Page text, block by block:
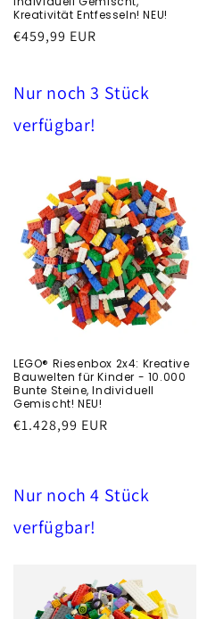
Kreativität Entfesseln! NEU!
Běžná
€459,99 EUR
Nur noch 3 Stück
verfügbar!
LEGO® Riesenbox 2x4: Kreative
Bauwelten für Kinder - 10.000
Bunte Steine, Individuell
Gemischt! NEU!
Běžná
€1.428,99 EUR
Nur noch 4 Stück
verfügbar!